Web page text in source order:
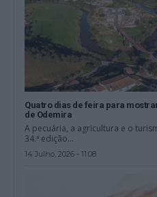
Quatro dias de feira para
de Odemira
A pecuária, a agricultura e o
34.ª edição...
14 Julho, 2026 - 11:08